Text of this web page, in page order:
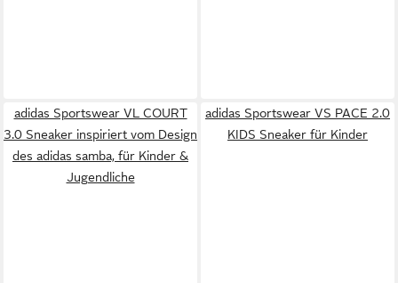
adidas Sportswear VL COURT
3.0 Sneaker inspiriert vom Design
des adidas samba, für Kinder &
Jugendliche
adidas Sportswear VS PACE 2.0
KIDS Sneaker für Kinder